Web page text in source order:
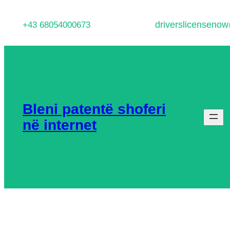
lënda
+43 68054000673
Bleni patentë shoferi
në internet